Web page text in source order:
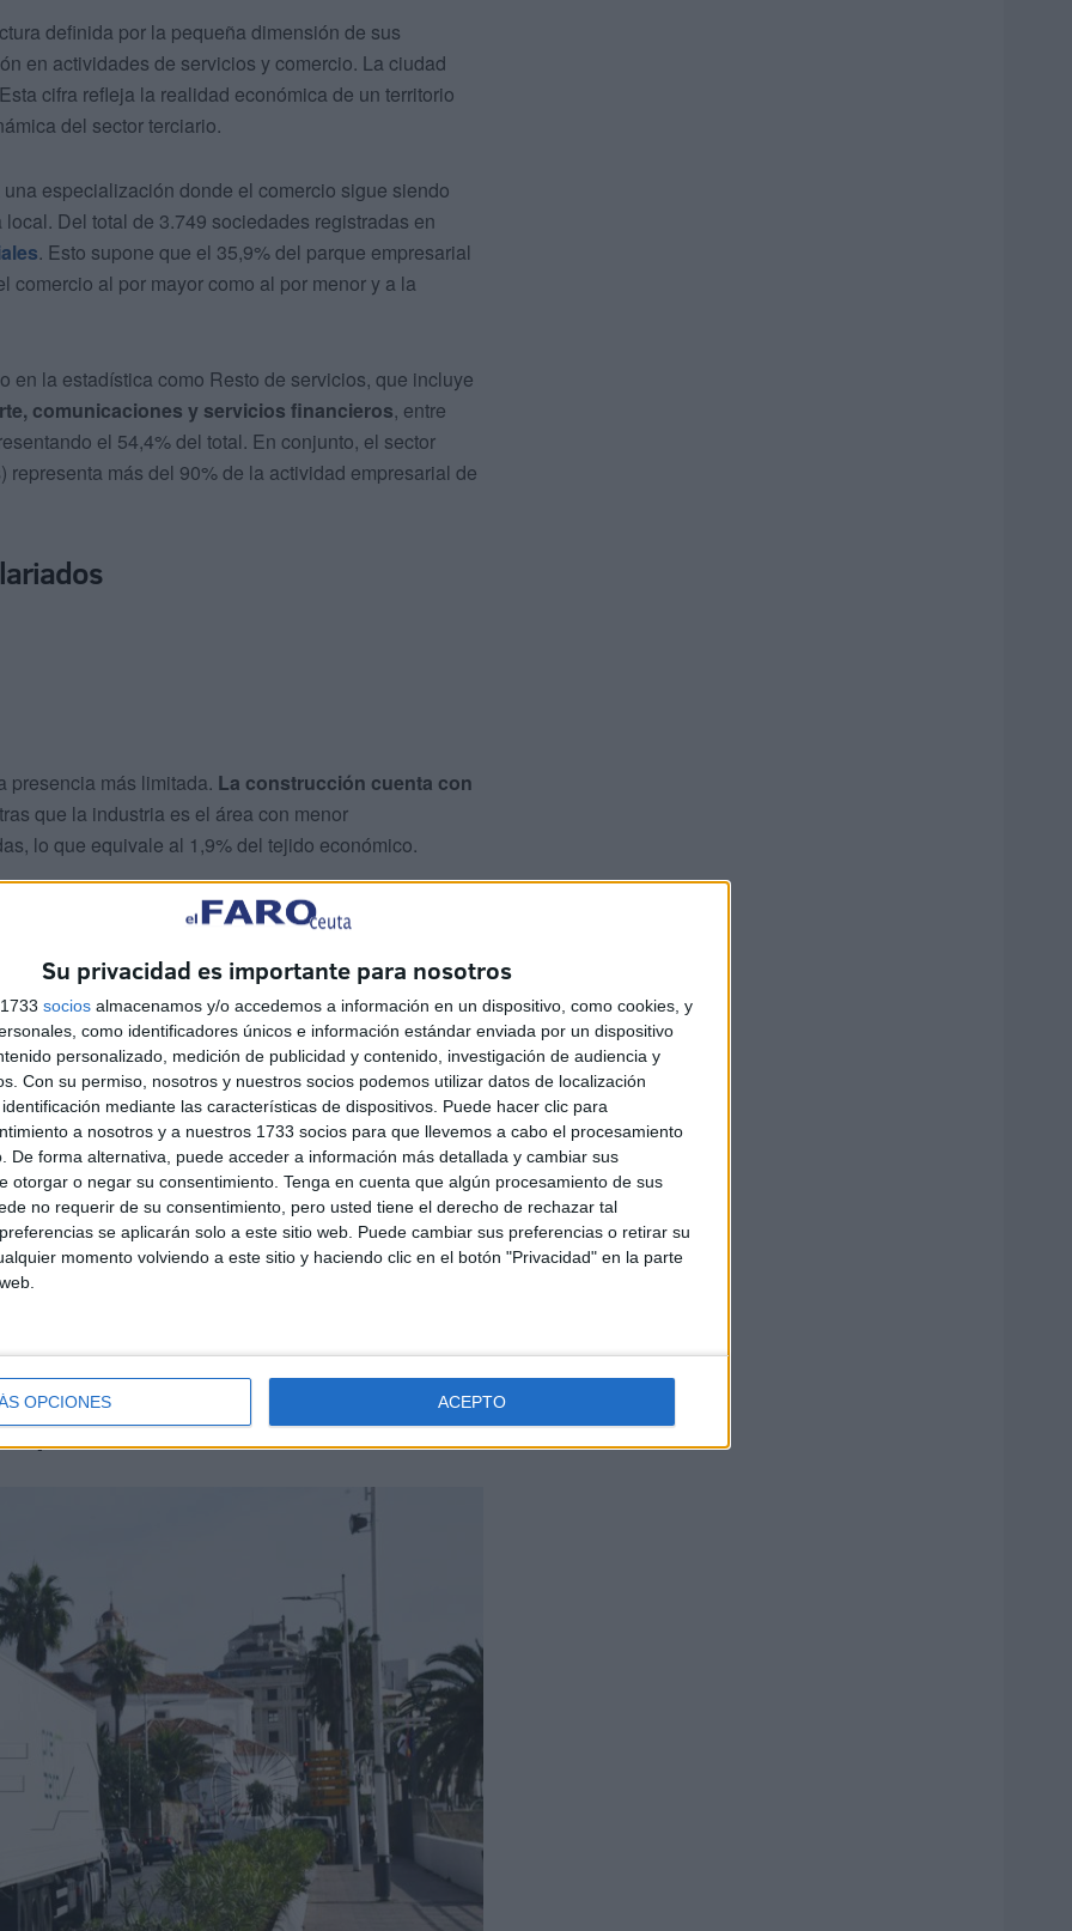
Su privacidad es importante para nosotros
socios almacenamos y/o accedemos a información en un dispositivo, como cookies, y
como identificadores únicos e información estándar enviada por un dispositivo
personalizado, medición de publicidad y contenido, investigación de audiencia y
Con su permiso, nosotros y nuestros socios podemos utilizar datos de localización
mediante las características de dispositivos. Puede hacer clic para
a nosotros y a nuestros 1733 socios para que llevemos a cabo el procesamiento
De forma alternativa, puede acceder a información más detallada y cambiar sus
otorgar o negar su consentimiento. Tenga en cuenta que algún procesamiento de sus
no requerir de su consentimiento, pero usted tiene el derecho de rechazar tal
se aplicarán solo a este sitio web. Puede cambiar sus preferencias o retirar su
momento volviendo a este sitio y haciendo clic en el botón "Privacidad" en la parte
OPCIONES ACEPTO
definida por la pequeña dimensión de sus
en actividades de servicios y comercio. La ciudad
cifra refleja la realidad económica de un territorio
del sector terciario.
especialización donde el comercio sigue siendo
Del total de 3.749 sociedades registradas en
. Esto supone que el 35,9% del parque empresarial
comercio al por mayor como al por menor y a la
en la estadística como Resto de servicios, que incluye
comunicaciones y servicios financieros, entre
el 54,4% del total. En conjunto, el sector
más del 90% de la actividad empresarial de
presencia más limitada. La construcción cuenta con
que la industria es el área con menor
lo que equivale al 1,9% del tejido económico.
del Instituto Nacional de Estadística (INE)
plantilla muy reducida. Así, las empresas sin
de 3.236 firmas no tienen empleados contratados, lo
se encuadran mayoritariamente trabajadores
el segundo estrato más relevante y conforma el
en la ciudad. El número de empresas que
global, una característica estructural
sobre la ciudad.